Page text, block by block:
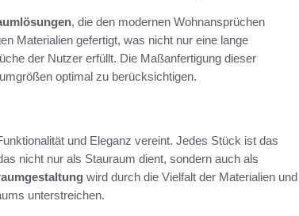
, die den modernen Wohnansprüchen
Materialien gefertigt, was nicht nur eine lange
der Nutzer erfüllt. Die Maßanfertigung dieser
optimal zu berücksichtigen.
und Eleganz vereint. Jedes Stück ist das
nicht nur als Stauraum dient, sondern auch als
wird durch die Vielfalt der Materialien und
unterstreichen.